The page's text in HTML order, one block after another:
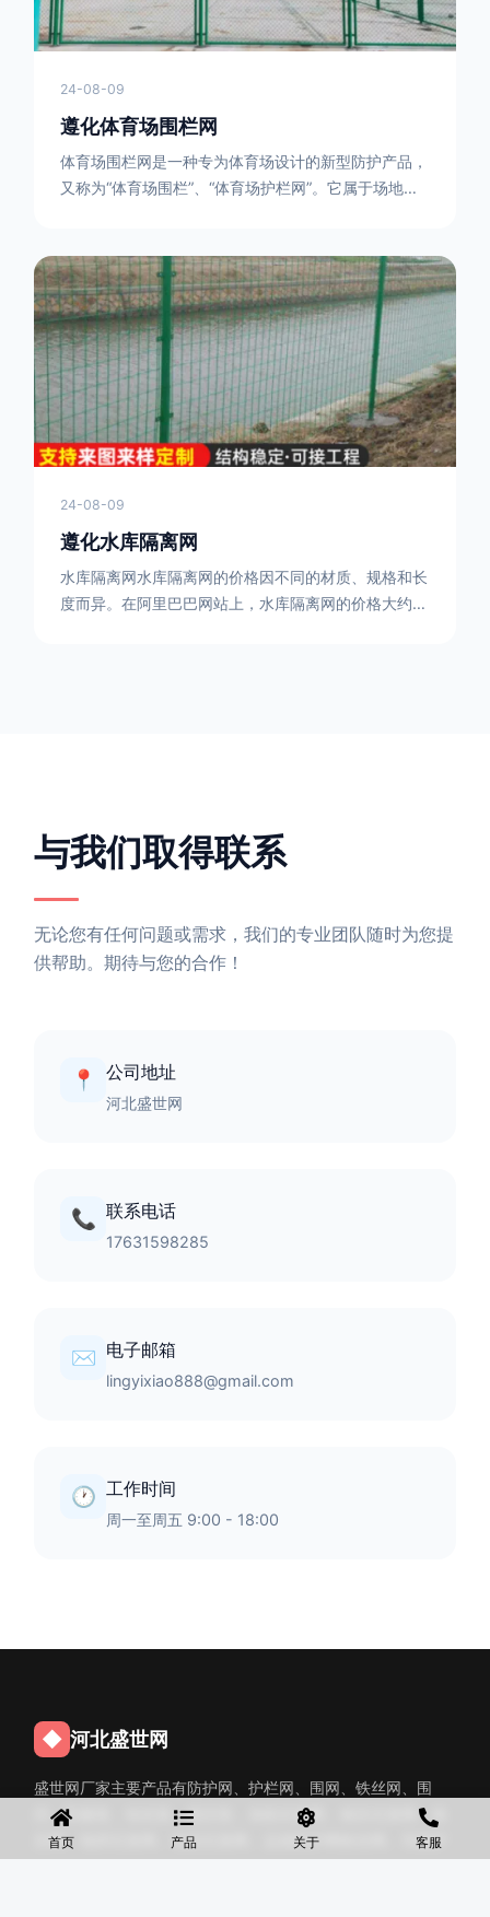
24-08-09
遵化体育场围栏网
体育场围栏网是一种专为体育场设计的新型防护产品，
又称为“体育场围栏”、“体育场护栏网”。它属于场地围
整。体育场围栏网的材质有很多种，如钢丝绳网、聚酯
纤维网、玻璃纤维网等。不同材质的体育场围栏网具有
不同的特点和优缺点。例如，钢丝绳网具有强度高、耐
腐蚀、耐磨损等特点；聚酯纤维网则具有柔韧性好、透
气性好等特点。体育场围栏网是一种
24-08-09
遵化水库隔离网
水库隔离网水库隔离网的价格因不同的材质、规格和长
度而异。在阿里巴巴网站上，水库隔离网的价格大约在
与我们取得联系
无论您有任何问题或需求，我们的专业团队随时为您提
供帮助。期待与您的合作！
📍 公司地址
河北盛世网
📞 联系电话
17631598285
✉️ 电子邮箱
lingyixiao888@gmail.com
🕐 工作时间
周一至周五 9:00 - 18:00
◆ 河北盛世网
盛世网厂家主要产品有防护网、护栏网、围网、铁丝网、围
挡、防爆笼、铅丝笼、固滨笼、加筋石笼网、格宾石笼网、格
宾网、电焊石笼网、铅丝石笼网、边坡防护网铁丝网、市政护
首页 产品 关于 客服